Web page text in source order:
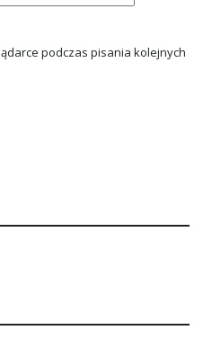
podczas pisania kolejnych